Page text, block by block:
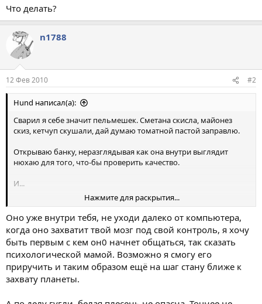
Что делать?
n1788
12 Фев 2010 #2
Hund написал(а):
Сварил я себе значит пельмешек. Сметана скисла, майонез
скиз, кетчуп скушали, дай думаю томатной пастой заправлю.
Открываю банку, неразглядывая как она внутри выглядит
нюхаю для того, что-бы проверить качество.
И...
Матерь Божия! Там плесень белая лохматая живёт да споры
откладывает, столько отложила, что когда я открыл банку и
подставил нос, мне в лицо прямо ударило облако этих спор.
Споры попали в глаза, нос, лёгкие, горло, глаза, уши.
Я вот боюсь, что эта плесень начнёт в лёгких размножаться и у
меня пневмония будет.
Нажмите для раскрытия...
Оно уже внутри тебя, не уходи далеко от компьютера,
когда оно захватит твой мозг под свой контроль, я хочу
быть первым с кем он0 начнет общаться, так сказать
психологической мамой. Возможно я смогу его
приручить и таким образом ещё на шаг стану ближе к
захвату планеты.